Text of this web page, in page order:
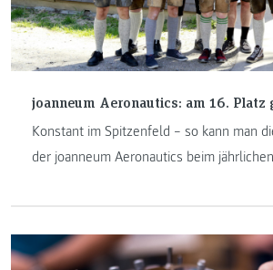
joanneum Aeronautics: am 16. Platz
Konstant im Spitzenfeld – so kann man
der joanneum Aeronautics beim jährlichen
Plan. Das dennoch hervorragende
damit zweitbestes nicht amerikanisches